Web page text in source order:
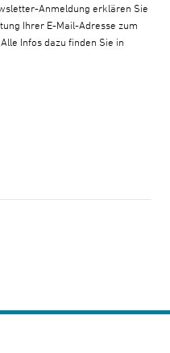
Anmeldung erklären Sie
Ihrer E-Mail-Adresse zum
Infos dazu finden Sie in